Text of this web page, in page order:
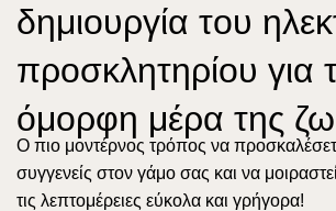
δημιουργία του
προσκλητηρίου για
όμορφη μέρα της
Ο πιο μοντέρνος τρόπος να
συγγενείς στον γάμο σας και να
τις λεπτομέρειες εύκολα και γρήγορα!